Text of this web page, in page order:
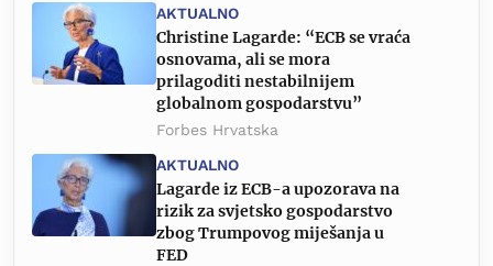
AKTUALNO
Christine Lagarde: “ECB se vraća
osnovama, ali se mora
prilagoditi nestabilnijem
globalnom gospodarstvu”
Forbes Hrvatska
AKTUALNO
Lagarde iz ECB-a upozorava na
rizik za svjetsko gospodarstvo
zbog Trumpovog miješanja u
FED